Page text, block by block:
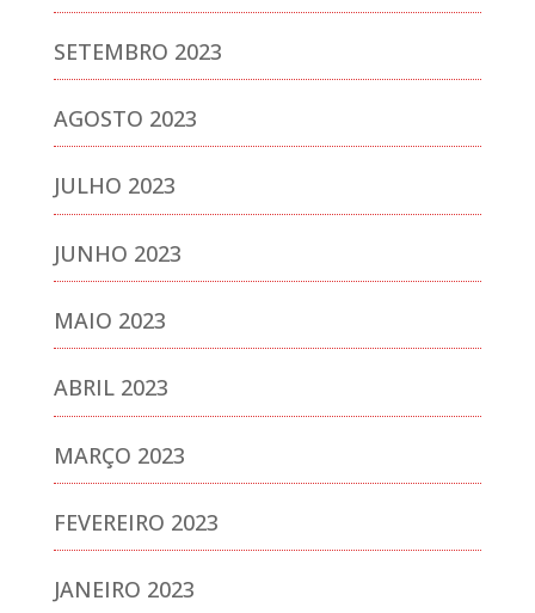
SETEMBRO 2023
AGOSTO 2023
JULHO 2023
JUNHO 2023
MAIO 2023
ABRIL 2023
MARÇO 2023
FEVEREIRO 2023
JANEIRO 2023